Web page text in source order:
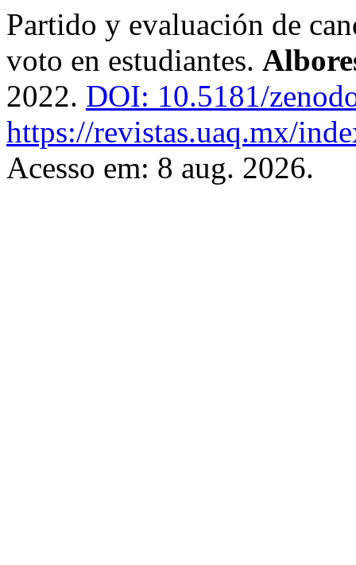
Partido y evaluación de
voto en estudiantes.
2022. DOI: 10.5181/
https://revistas.uaq.mx/
Acesso em: 8 aug. 2026.